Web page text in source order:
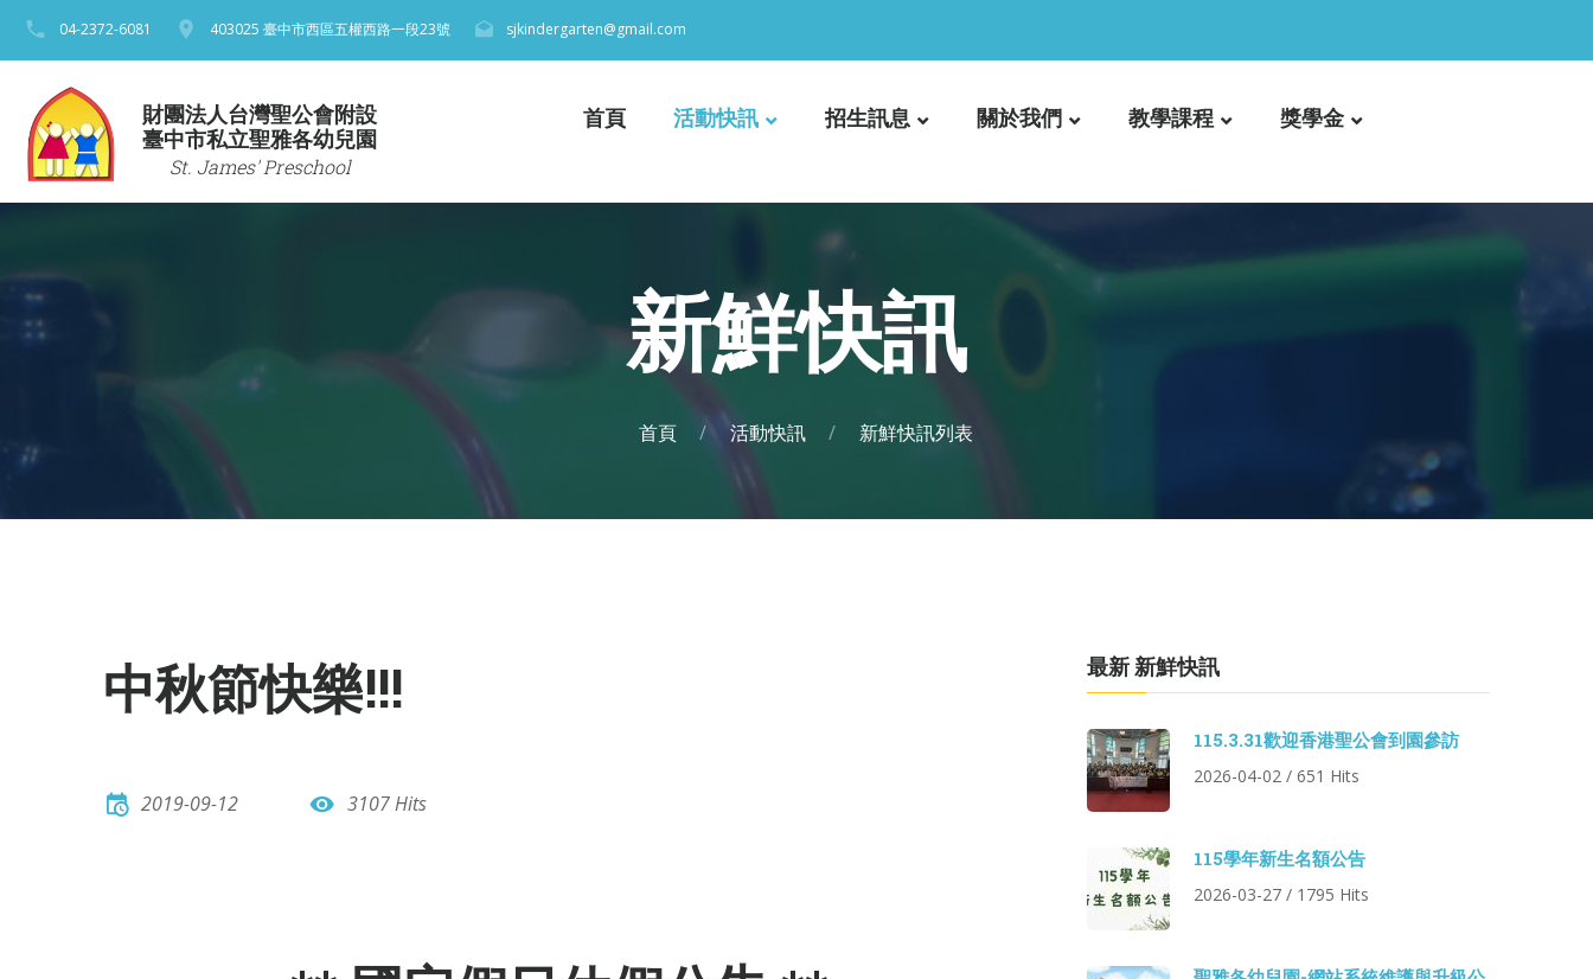
04-2372-6081 403025 臺中市西區五權西路一段23號 sjkindergarten@gmail.com
財團法人台灣聖公會附設
臺中市私立聖雅各幼兒園
St. James' Preschool
首頁 活動快訊 招生訊息 關於我們 教學課程 獎學金
新鮮快訊
首頁 活動快訊 新鮮快訊列表
中秋節快樂!!!
2019-09-12 3107 Hits
最新 新鮮快訊
115.3.31歡迎香港聖公會到園參訪
2026-04-02 / 651 Hits
115學年新生名額公告
2026-03-27 / 1795 Hits